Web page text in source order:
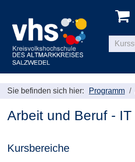
Sie befinden sich hier: Programm
Arbeit und Beruf - IT
Kursbereiche